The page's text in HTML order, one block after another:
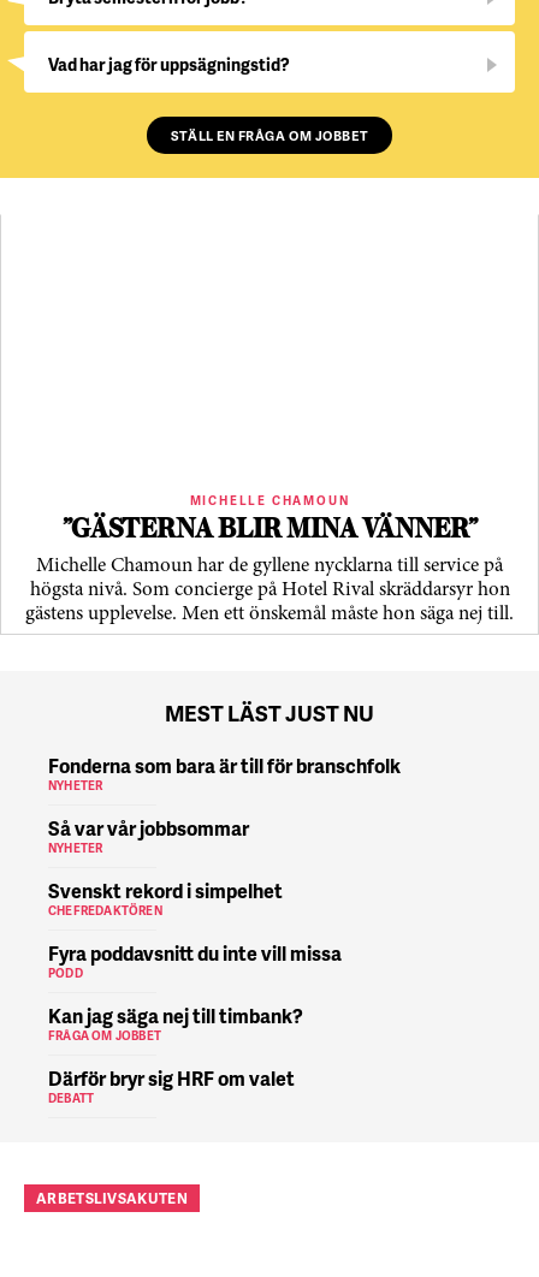
Vad har jag för uppsägningstid?
STÄLL EN FRÅGA OM JOBBET
MICHELLE CHAMOUN
”GÄSTERNA BLIR MINA VÄNNER”
Michelle Chamoun har de gyllene nycklarna till service på
högsta nivå. Som concierge på Hotel Rival skräddarsyr hon
gästens upp­levelse. Men ett önskemål måste hon säga nej till.
MEST LÄST JUST NU
Fonderna som bara är till för branschfolk
NYHETER
Så var vår jobbsommar
NYHETER
Svenskt rekord i simpelhet
CHEFREDAKTÖREN
Fyra poddavsnitt du inte vill missa
PODD
Kan jag säga nej till timbank?
FRÅGA OM JOBBET
Därför bryr sig HRF om valet
DEBATT
ARBETSLIVSAKUTEN